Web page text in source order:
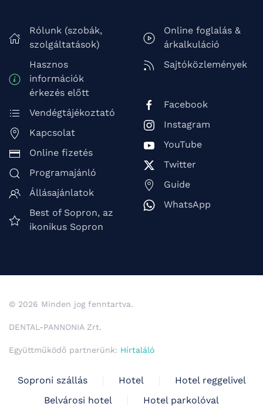
Rólunk (szobák,
szolgáltatások)
Hasznos
információk
érkezés előtt
Vendégtájékoztató
Kapcsolat
Online fizetés
Programajánló
Állásajánlatok
Best of Sopron, az
ikonikus Sopron
Online foglalás &
árkalkuláció
Sajtóközlemények
Facebook
Instagram
YouTube
Twitter
Guide
WhatsApp
© 2026 Minden jog fenntartva.
DENTAL-PANNONIA Zrt.
Együttműködő partnerünk: Hírtaláló
Soproni szállás Hotel
Hotel reggelivel
Belvárosi hotel
Hotel parkolóval